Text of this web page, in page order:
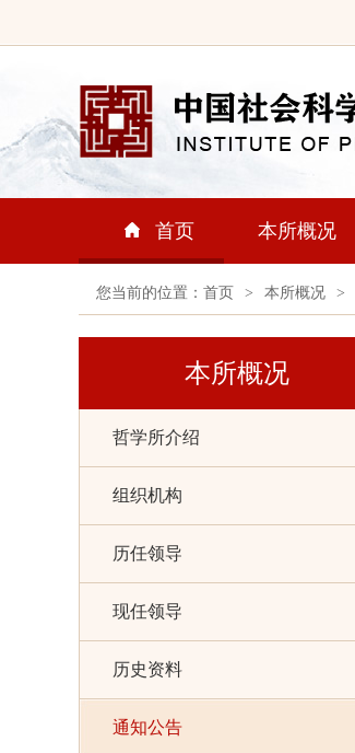
首页 本所概况
您当前的位置： 首页 > 本所概况 >
本所概况
哲学所介绍
组织机构
历任领导
现任领导
历史资料
通知公告